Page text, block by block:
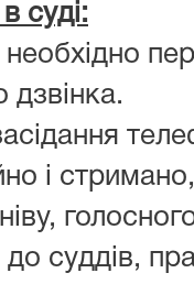
суді:
і
суддів,